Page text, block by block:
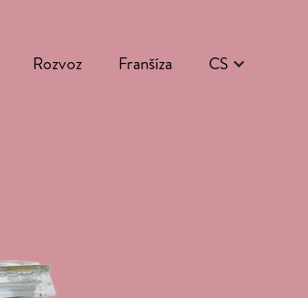
Rozvoz Franšíza CS